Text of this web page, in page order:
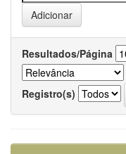
Resultados/Página
Registro(s)